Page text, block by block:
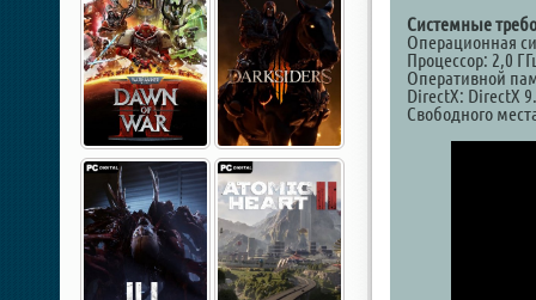
Системные
Операционная
Процессор: 2,0
Оперативной
DirectX: DirectX
Свободного